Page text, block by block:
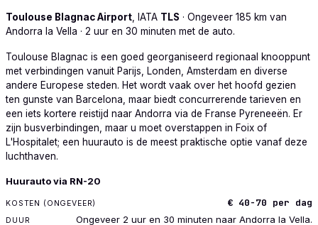
Toulouse Blagnac Airport , IATA TLS · Ongeveer 185 km van
Andorra la Vella · 2 uur en 30 minuten met de auto.
Toulouse Blagnac is een goed georganiseerd regionaal knooppunt
met verbindingen vanuit Parijs, Londen, Amsterdam en diverse
andere Europese steden. Het wordt vaak over het hoofd gezien
ten gunste van Barcelona, maar biedt concurrerende tarieven en
een iets kortere reistijd naar Andorra via de Franse Pyreneeën. Er
zijn busverbindingen, maar u moet overstappen in Foix of
L'Hospitalet; een huurauto is de meest praktische optie vanaf deze
luchthaven.
VERVOER
Huurauto via RN-20
€ 40-70 per dag
Ongeveer 2 uur en 30 minuten naar Andorra la Vella.